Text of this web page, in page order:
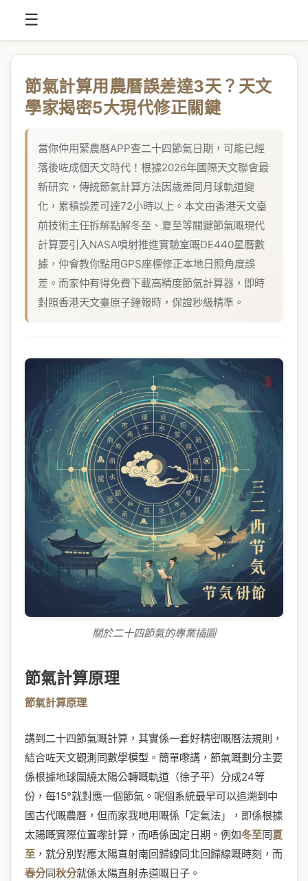
☰
節氣計算用農曆誤差達3天？天文
學家揭密5大現代修正關鍵
當你仲用緊農曆APP查二十四節氣日期，可能已經
落後咗成個天文時代！根據2026年國際天文聯會最
新研究，傳統節氣計算方法因歲差同月球軌道變
化，累積誤差可達72小時以上。本文由香港天文臺
前技術主任拆解點解冬至、夏至等關鍵節氣嘅現代
計算要引入NASA噴射推進實驗室嘅DE440星曆數
據，仲會教你點用GPS座標修正本地日照角度誤
差。而家仲有得免費下載高精度節氣計算器，即時
對照香港天文臺原子鐘報時，保證秒級精準。
關於二十四節氣的專業插圖
節氣計算原理
節氣計算原理
講到二十四節氣嘅計算，其實係一套好精密嘅曆法規則，
結合咗天文觀測同數學模型。簡單嚟講，節氣嘅劃分主要
係根據地球圍繞太陽公轉嘅軌道（徐子平）分成24等
份，每15°就對應一個節氣。呢個系統最早可以追溯到中
國古代嘅農曆，但而家我哋用嘅係「定氣法」，即係根據
太陽嘅實際位置嚟計算，而唔係固定日期。例如冬至同夏
至 ，就分別對應太陽直射南回歸線同北回歸線嘅時刻，而
春分同秋分就係太陽直射赤道嘅日子。